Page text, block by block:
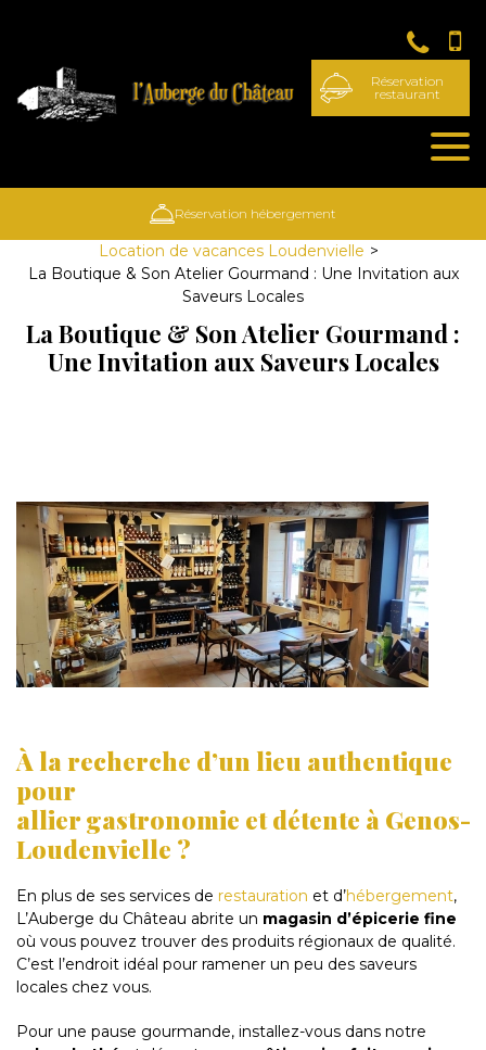
Réservation
restaurant
Réservation hébergement
Location de vacances Loudenvielle
La Boutique & Son Atelier Gourmand : Une Invitation aux
Saveurs Locales
La Boutique & Son Atelier Gourmand :
Une Invitation aux Saveurs Locales
À la recherche d’un lieu authentique
pour
allier gastronomie et détente à Genos-
Loudenvielle ?
En plus de ses services de restauration et d’hébergement,
L’Auberge du Château abrite un magasin d’épicerie fine
où vous pouvez trouver des produits régionaux de qualité.
C’est l’endroit idéal pour ramener un peu des saveurs
locales chez vous.
Pour une pause gourmande, installez-vous dans notre